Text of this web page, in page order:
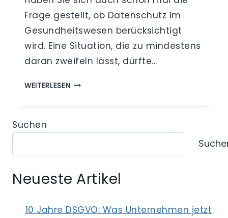
Frage gestellt, ob Datenschutz im
Gesundheitswesen berücksichtigt
wird. Eine Situation, die zu mindestens
daran zweifeln lässt, dürfte…
WEITERLESENDATENSCHUTZ
WIESO
EXTERNER
BITTER
IST
Suchen
Neueste Artikel
10 Jahre DSGVO: Was Unternehmen jetzt